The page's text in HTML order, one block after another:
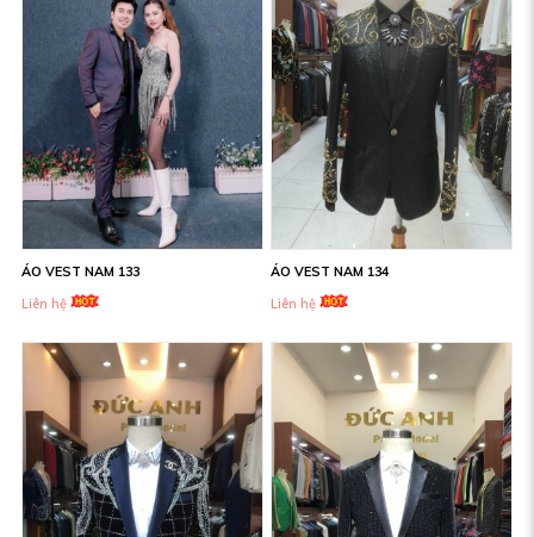
ÁO VEST NAM 133
Liên hệ
ÁO VEST NAM 134
Liên hệ